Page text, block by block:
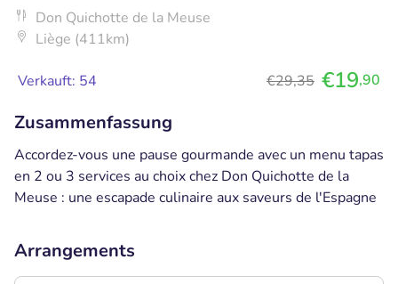
Don Quichotte de la Meuse
Liège (411km)
Verkauft: 54 €29,35 €19,90
Zusammenfassung
Accordez-vous une pause gourmande avec un menu tapas
en 2 ou 3 services au choix chez Don Quichotte de la
Meuse : une escapade culinaire aux saveurs de l'Espagne
Arrangements